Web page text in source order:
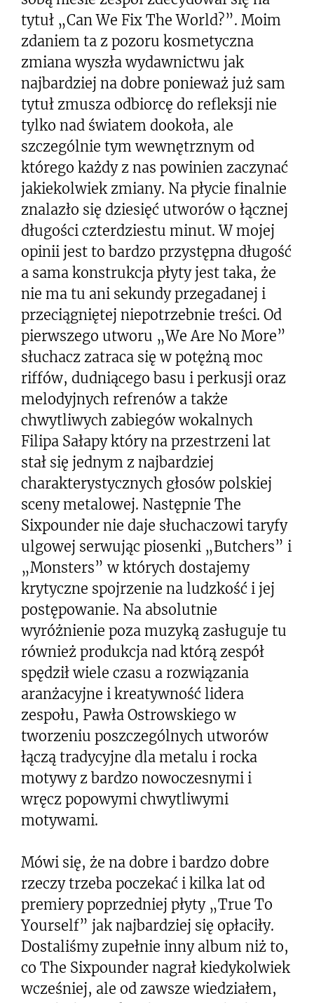
tytuł „Can We Fix The World?”. Moim
zdaniem ta z pozoru kosmetyczna
zmiana wyszła wydawnictwu jak
najbardziej na dobre ponieważ już sam
tytuł zmusza odbiorcę do refleksji nie
tylko nad światem dookoła, ale
szczególnie tym wewnętrznym od
którego każdy z nas powinien zaczynać
jakiekolwiek zmiany. Na płycie finalnie
znalazło się dziesięć utworów o łącznej
długości czterdziestu minut. W mojej
opinii jest to bardzo przystępna długość
a sama konstrukcja płyty jest taka, że
nie ma tu ani sekundy przegadanej i
przeciągniętej niepotrzebnie treści. Od
pierwszego utworu „We Are No More”
słuchacz zatraca się w potężną moc
riffów, dudniącego basu i perkusji oraz
melodyjnych refrenów a także
chwytliwych zabiegów wokalnych
Filipa Sałapy który na przestrzeni lat
stał się jednym z najbardziej
charakterystycznych głosów polskiej
sceny metalowej. Następnie The
Sixpounder nie daje słuchaczowi taryfy
ulgowej serwując piosenki „Butchers” i
„Monsters” w których dostajemy
krytyczne spojrzenie na ludzkość i jej
postępowanie. Na absolutnie
wyróżnienie poza muzyką zasługuje tu
również produkcja nad którą zespół
spędził wiele czasu a rozwiązania
aranżacyjne i kreatywność lidera
zespołu, Pawła Ostrowskiego w
tworzeniu poszczególnych utworów
łączą tradycyjne dla metalu i rocka
motywy z bardzo nowoczesnymi i
wręcz popowymi chwytliwymi
motywami.
Mówi się, że na dobre i bardzo dobre
rzeczy trzeba poczekać i kilka lat od
premiery poprzedniej płyty „True To
Yourself” jak najbardziej się opłaciły.
Dostaliśmy zupełnie inny album niż to,
co The Sixpounder nagrał kiedykolwiek
wcześniej, ale od zawsze wiedziałem,